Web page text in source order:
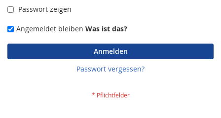
Passwort zeigen
Angemeldet bleiben Was ist das?
Anmelden
Passwort vergessen?